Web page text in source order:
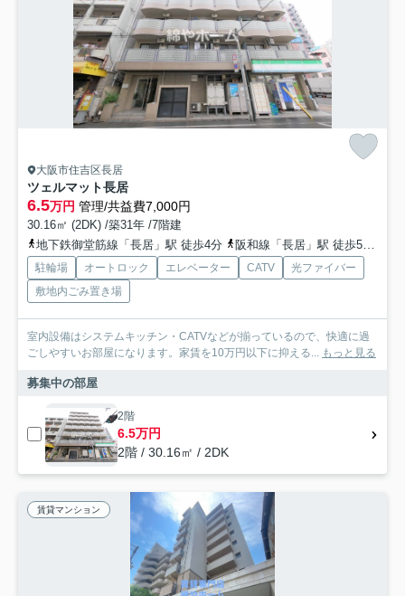
大阪市住吉区長居
ツェルマット長居
6.5万円 管理/共益費7,000円
30.16㎡ (2DK) /築31年 /7階建
地下鉄御堂筋線「長居」駅 徒歩4分
阪和線「長居」駅 徒歩54分
駐輪場 オートロック エレベーター CATV
光ファイバー
敷地内ごみ置き場
室内設備はシステムキッチン・CATVなどが揃っているので、快適に過
ごしやすいお部屋になります。家賃を10万円以下に抑える...
もっと見る
募集中の部屋
2階
6.5万円
2階 / 30.16㎡ / 2DK
賃貸マンション